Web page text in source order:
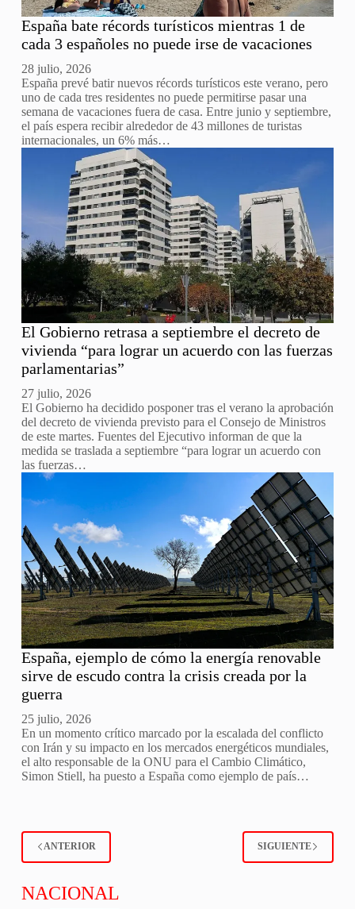
España bate récords turísticos mientras 1 de
cada 3 españoles no puede irse de vacaciones
28 julio, 2026
España prevé batir nuevos récords turísticos este verano, pero
uno de cada tres residentes no puede permitirse pasar una
semana de vacaciones fuera de casa. Entre junio y septiembre,
el país espera recibir alrededor de 43 millones de turistas
internacionales, un 6% más…
El Gobierno retrasa a septiembre el decreto de
vivienda “para lograr un acuerdo con las fuerzas
parlamentarias”
27 julio, 2026
El Gobierno ha decidido posponer tras el verano la aprobación
del decreto de vivienda previsto para el Consejo de Ministros
de este martes. Fuentes del Ejecutivo informan de que la
medida se traslada a septiembre “para lograr un acuerdo con
las fuerzas…
España, ejemplo de cómo la energía renovable
sirve de escudo contra la crisis creada por la
guerra
25 julio, 2026
En un momento crítico marcado por la escalada del conflicto
con Irán y su impacto en los mercados energéticos mundiales,
el alto responsable de la ONU para el Cambio Climático,
Simon Stiell, ha puesto a España como ejemplo de país…
ANTERIOR SIGUIENTE
NACIONAL